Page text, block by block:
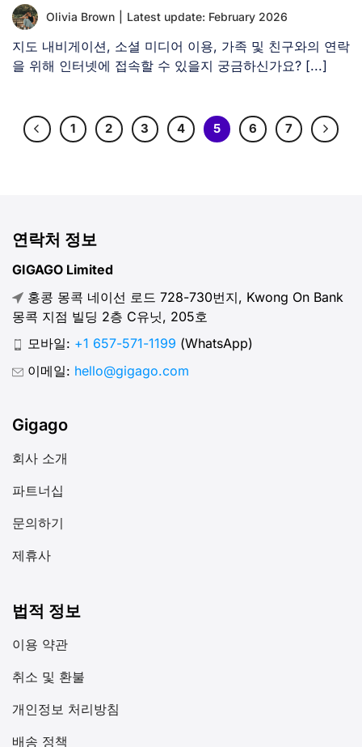
Olivia Brown Latest update: February 2026
지도 내비게이션, 소셜 미디어 이용, 가족 및 친구와의 연락
을 위해 인터넷에 접속할 수 있을지 궁금하신가요? [...]
1 2 3 4 5 6 7
연락처 정보
GIGAGO Limited
홍콩 몽콕 네이선 로드 728-730번지, Kwong On Bank
몽콕 지점 빌딩 2층 C유닛, 205호
모바일: +1 657-571-1199 (WhatsApp)
이메일: hello@gigago.com
Gigago
회사 소개
파트너십
문의하기
제휴사
법적 정보
이용 약관
취소 및 환불
개인정보 처리방침
배송 정책